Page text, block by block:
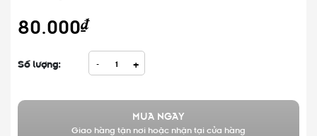
80.000₫
Số lượng: - +
MUA NGAY
Giao hàng tận nơi hoặc nhận tại cửa hàng